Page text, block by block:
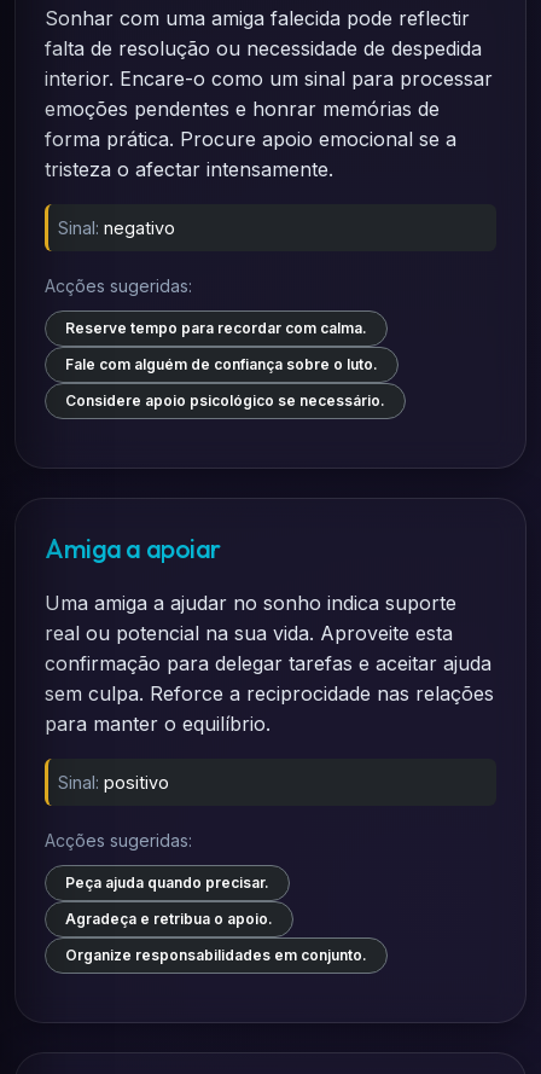
Sonhar com uma amiga falecida pode reflectir
falta de resolução ou necessidade de despedida
interior. Encare-o como um sinal para processar
emoções pendentes e honrar memórias de
forma prática. Procure apoio emocional se a
tristeza o afectar intensamente.
Sinal: negativo
Acções sugeridas:
Reserve tempo para recordar com calma.
Fale com alguém de confiança sobre o luto.
Considere apoio psicológico se necessário.
Amiga a apoiar
Uma amiga a ajudar no sonho indica suporte
real ou potencial na sua vida. Aproveite esta
confirmação para delegar tarefas e aceitar ajuda
sem culpa. Reforce a reciprocidade nas relações
para manter o equilíbrio.
Sinal: positivo
Acções sugeridas:
Peça ajuda quando precisar.
Agradeça e retribua o apoio.
Organize responsabilidades em conjunto.